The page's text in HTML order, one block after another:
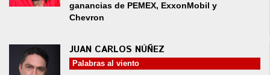
ganancias de PEMEX, ExxonMobil y
Chevron
JUAN CARLOS NÚÑEZ
Palabras al viento